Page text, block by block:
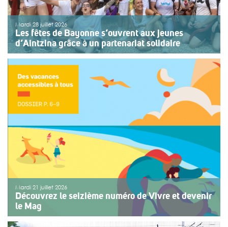
Mardi 28 juillet 2026
Les fêtes de Bayonne s’ouvrent aux jeunes
d’Aintzina grâce à un partenariat solidaire
Une organisation collective au service de l’inclusion
Depuis sept ans, l’association ouvre le premier jour des
fêtes de Bayonne à une structure accompagnant des
enfants ou des adolescents en situation de handicap
ou de fragilité. Cette année, le choix […]
>>Lire la suite
Mardi 21 juillet 2026
Découvrez le seizième numéro de Vivre et devenir
le Mag